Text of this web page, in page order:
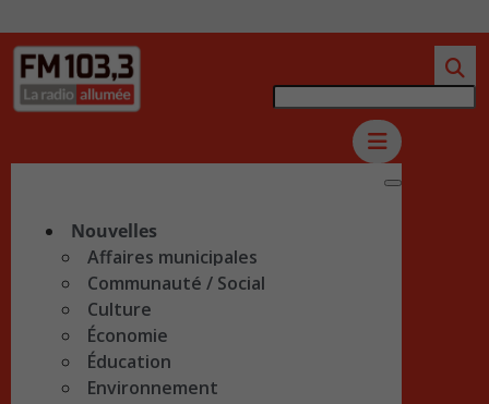
Nouvelles
Affaires municipales
Communauté / Social
Culture
Économie
Éducation
Environnement